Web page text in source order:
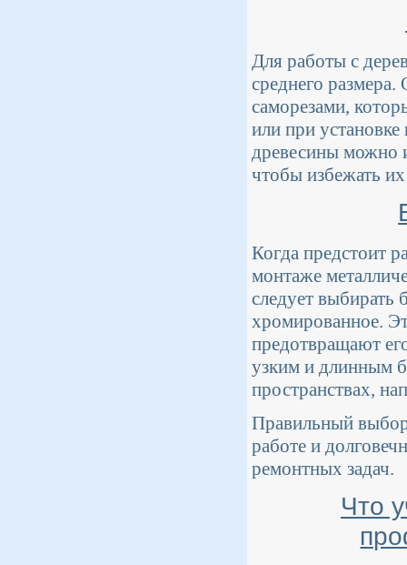
Для работы с
среднего
саморезами,
или при
древесины можно
чтобы избежать
Когда предстоит
монтаже
следует выбирать
хромированное.
предотвращают
узким и длинным
пространствах,
Правильный
работе и
ремонтных задач.
Что